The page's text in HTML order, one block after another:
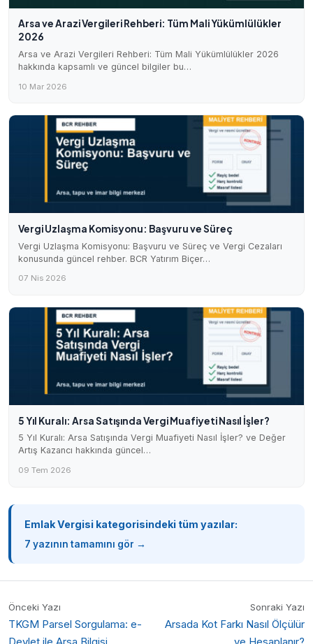
Arsa ve Arazi Vergileri Rehberi: Tüm Mali Yükümlülükler
2026
Arsa ve Arazi Vergileri Rehberi: Tüm Mali Yükümlülükler 2026
hakkında kapsamlı ve güncel bilgiler bu…
10 Mar 2026
Vergi Uzlaşma Komisyonu: Başvuru ve Süreç
Vergi Uzlaşma Komisyonu: Başvuru ve Süreç ve Vergi Cezaları
konusunda güncel rehber. BCR Yatırım Biçer…
07 Nis 2026
5 Yıl Kuralı: Arsa Satışında Vergi Muafiyeti Nasıl İşler?
5 Yıl Kuralı: Arsa Satışında Vergi Muafiyeti Nasıl İşler? ve Değer
Artış Kazancı hakkında güncel…
09 Tem 2026
Emlak Vergisi kategorisindeki tüm yazılar:
7 yazının tamamını gör →
Önceki Yazı
TKGM Parsel Sorgulama: e-
Sonraki Yazı
Arsada Kot Farkı Nasıl Ölçülür